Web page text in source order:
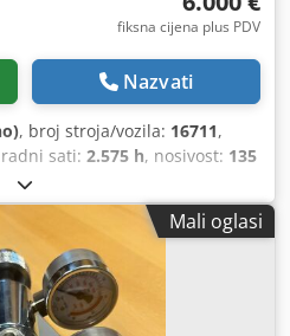
fiksna cijena plus PDV
Nazvati
, broj stroja/vozila: 16711,
sati: 2.575 h, nosivost: 135
mm
visina:1.422 mm,
Serijski broj: 91633534
Mali oglasi